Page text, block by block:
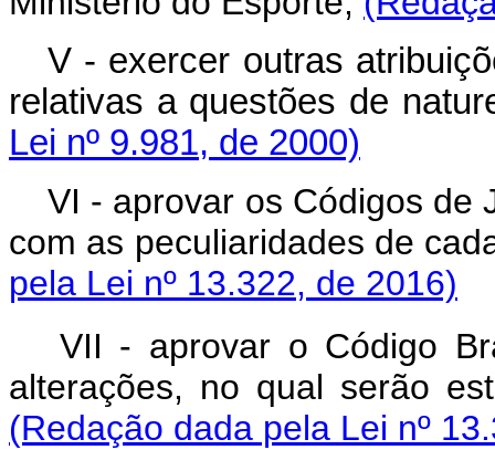
V - exercer outras
relativas a questões de
Lei nº 9.981, de 2000)
VI - aprovar os Códigos de
com as peculiaridades
pela Lei nº 13.322, de 2016)
VII - aprovar o Código
alterações, no qual
(Redação dada pela Lei nº